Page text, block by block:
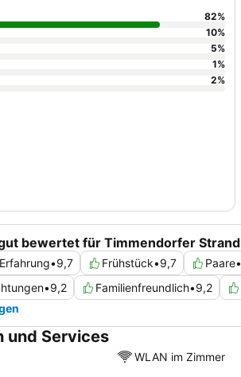
bewertet für Timmendorfer Strand
Erfahrung•9,7 Frühstück•9,7 Paare•
•9,2 Familienfreundlich•9,2
82%
10%
5%
1%
2%
und Services
WLAN im Zimmer